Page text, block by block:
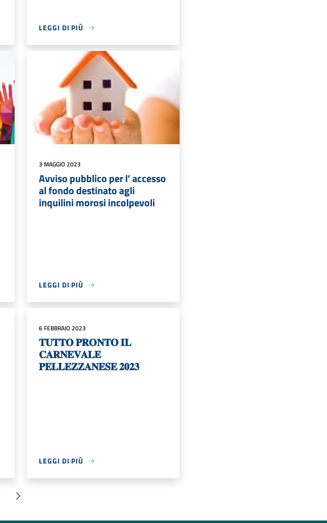
LEGGI DI PIÙ
3 MAGGIO 2023
Avviso pubblico per l’ accesso
al fondo destinato agli
inquilini morosi incolpevoli
LEGGI DI PIÙ
6 FEBBRAIO 2023
𝐓𝐔𝐓𝐓𝐎 𝐏𝐑𝐎𝐍𝐓𝐎 𝐈𝐋
𝐂𝐀𝐑𝐍𝐄𝐕𝐀𝐋𝐄
𝐏𝐄𝐋𝐋𝐄𝐙𝐙𝐀𝐍𝐄𝐒𝐄 𝟐𝟎𝟐𝟑
LEGGI DI PIÙ
Successiva »